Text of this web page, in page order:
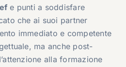
e punti a soddisfare
che ai suoi partner
immediato e competente
ma anche post-
alla formazione